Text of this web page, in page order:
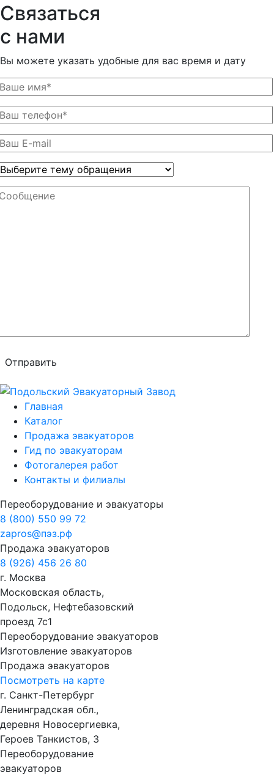
Связаться
с нами
Вы можете указать удобные для вас время и дату
Отправить
Главная
Каталог
Продажа эвакуаторов
Гид по эвакуаторам
Фотогалерея работ
Контакты и филиалы
Переоборудование и эвакуаторы
8 (800) 550 99 72
zapros@пэз.рф
Продажа эвакуаторов
8 (926) 456 26 80
г. Москва
Московская область,
Подольск, Нефтебазовский
проезд 7с1
Переоборудование эвакуаторов
Изготовление эвакуаторов
Продажа эвакуаторов
Посмотреть на карте
г. Санкт-Петербург
Ленинградская обл.,
деревня Новосергиевка,
Героев Танкистов, 3
Переоборудование
эвакуаторов